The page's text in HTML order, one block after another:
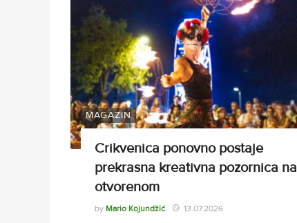
MAGAZIN
Crikvenica ponovno postaje
prekrasna kreativna pozornica na
otvorenom
by Mario Kojundžić 13.07.2026